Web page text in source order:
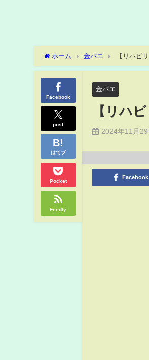
ホーム 金バエ 【リハビ
Facebook
post
はてブ
Pocket
Feedly
金バエ
【リハ
2024年11月29
Facebook